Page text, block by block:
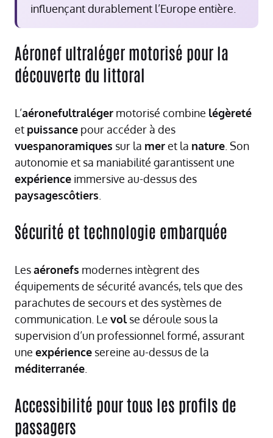
influençant durablement l’Europe entière.
Aéronef ultraléger motorisé pour la
découverte du littoral
L’aéronefultraléger motorisé combine légèreté
et puissance pour accéder à des
vuespanoramiques sur la meret la nature. Son
autonomie et sa maniabilité garantissent une
expérience immersive au-dessus des
paysagescôtiers.
Sécurité et technologie embarquée
Lesaéronefs modernes intègrent des
équipements de sécurité avancés, tels que des
parachutes de secours et des systèmes de
communication. Le volse déroule sous la
supervision d’un professionnel formé, assurant
une expérience sereine au-dessus de la
méditerranée.
Accessibilité pour tous les profils de
passagers